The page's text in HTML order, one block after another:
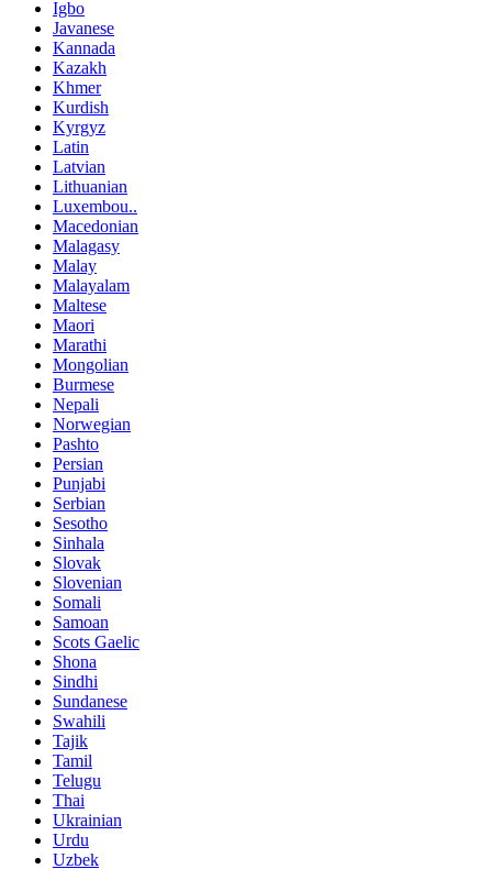
Igbo
Javanese
Kannada
Kazakh
Khmer
Kurdish
Kyrgyz
Latin
Latvian
Lithuanian
Luxembou..
Macedonian
Malagasy
Malay
Malayalam
Maltese
Maori
Marathi
Mongolian
Burmese
Nepali
Norwegian
Pashto
Persian
Punjabi
Serbian
Sesotho
Sinhala
Slovak
Slovenian
Somali
Samoan
Scots Gaelic
Shona
Sindhi
Sundanese
Swahili
Tajik
Tamil
Telugu
Thai
Ukrainian
Urdu
Uzbek